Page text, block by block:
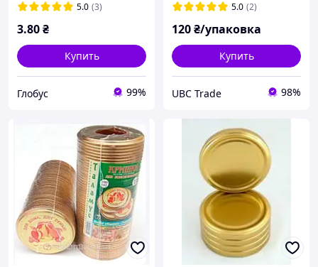
5.0 (3)
3.80₴
Купить
Глобус 99%
5.0 (2)
120₴/упаковка
Купить
UBC Trade 98%